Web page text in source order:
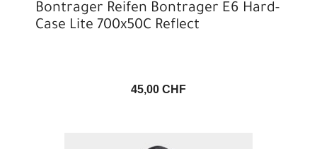
Bontrager Reifen Bontrager E6 Hard-
Case Lite 700x50C Reflect
45,00 CHF